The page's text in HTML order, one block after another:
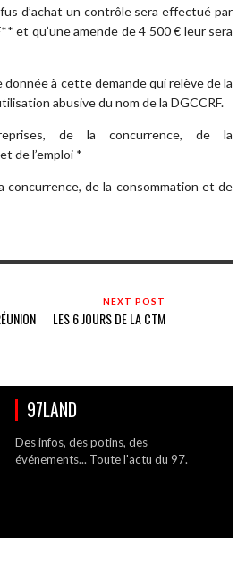
d’achat un contrôle sera effectué par
et qu’une amende de 4 500 € leur sera
à cette demande qui relève de la
abusive du nom de la DGCCRF.
de la concurrence, de la
de l’emploi *
concurrence, de la consommation et de
NEXT POST
LES 6 JOURS DE LA CTM
97LAND
Des infos, des potins, des
événements... Toute l'actu du 97.